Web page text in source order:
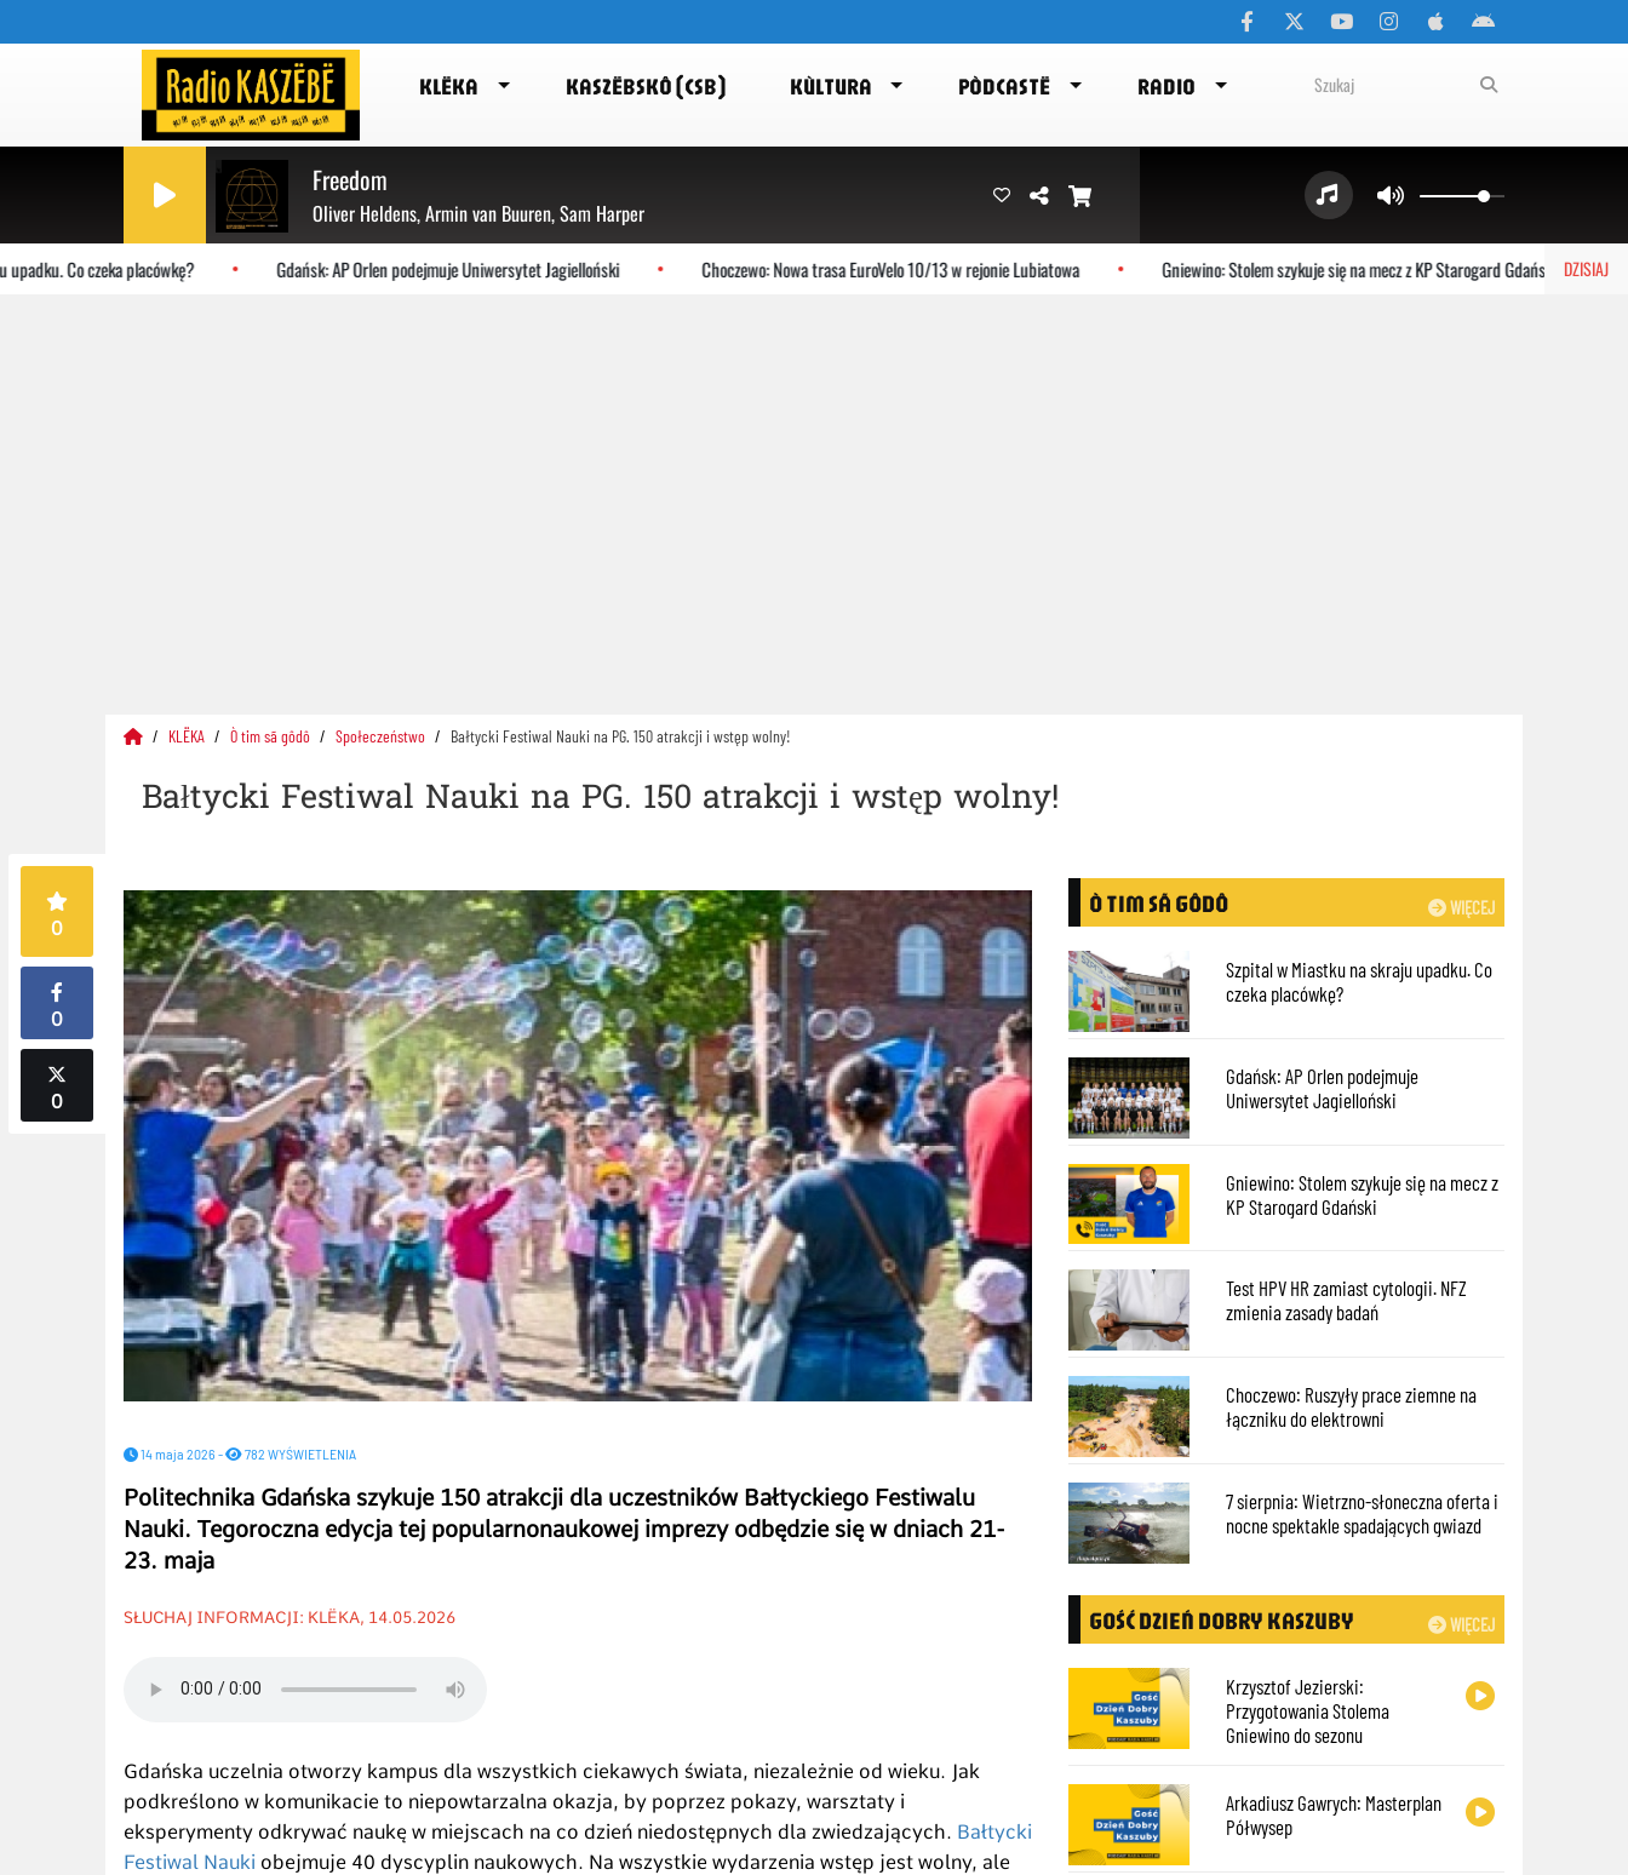
KLËKA KASZËBSKÔ (CSB) KÙLTURA PÒDCASTË RADIO
Freedom
Oliver Heldens, Armin van Buuren, Sam Harper
DZISIAJ
Co czeka placówkę? Gdańsk: AP Orlen podejmuje Uniwersytet Jagielloński Choczewo: Nowa trasa EuroVelo 10/13 w rejonie Lubiatowa Gniewino: Stolem szykuje się na mecz z KP Starogard Gdański
KLËKA Ò tim sã gôdô Społeczeństwo Bałtycki Festiwal Nauki na PG. 150 atrakcji i wstęp wolny!
Bałtycki Festiwal Nauki na PG. 150 atrakcji i wstęp wolny!
0
0
0
14 maja 2026 - 782 WYŚWIETLENIA
Politechnika Gdańska szykuje 150 atrakcji dla uczestników Bałtyckiego Festiwalu
Nauki. Tegoroczna edycja tej popularnonaukowej imprezy odbędzie się w dniach 21-
23. maja
SŁUCHAJ INFORMACJI: KLËKA, 14.05.2026
Gdańska uczelnia otworzy kampus dla wszystkich ciekawych świata, niezależnie od wieku. Jak
podkreślono w komunikacie to niepowtarzalna okazja, by poprzez pokazy, warsztaty i
eksperymenty odkrywać naukę w miejscach na co dzień niedostępnych dla zwiedzających. Bałtycki
Festiwal Nauki obejmuje 40 dyscyplin naukowych. Na wszystkie wydarzenia wstęp jest wolny, ale
WIĘCEJ
Ò TIM SÃ GÔDÔ
Szpital w Miastku na skraju upadku. Co
czeka placówkę?
Gdańsk: AP Orlen podejmuje
Uniwersytet Jagielloński
Gniewino: Stolem szykuje się na mecz z
KP Starogard Gdański
Test HPV HR zamiast cytologii. NFZ
zmienia zasady badań
Choczewo: Ruszyły prace ziemne na
łączniku do elektrowni
7 sierpnia: Wietrzno-słoneczna oferta i
nocne spektakle spadających gwiazd
WIĘCEJ
GOŚĆ DZIEŃ DOBRY KASZUBY
Krzysztof Jezierski:
Przygotowania Stolema
Gniewino do sezonu
Arkadiusz Gawrych: Masterplan
Półwysep